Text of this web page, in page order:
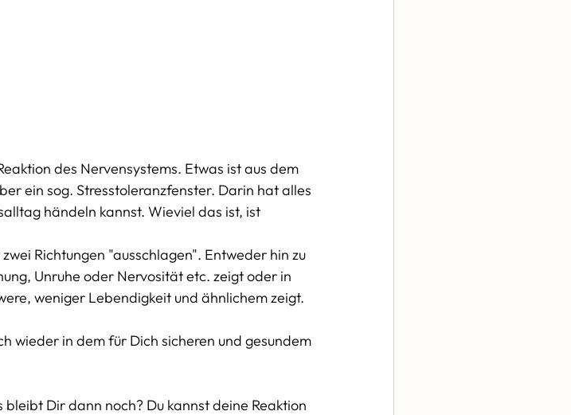
des Nervensystems. Etwas ist aus dem
ein sog. Stresstoleranzfenster. Darin hat alles
händeln kannst. Wieviel das ist, ist
zwei Richtungen "ausschlagen". Entweder hin zu
Unruhe oder Nervosität etc. zeigt oder in
weniger Lebendigkeit und ähnlichem zeigt.
wieder in dem für Dich sicheren und gesundem
Dir dann noch? Du kannst deine Reaktion